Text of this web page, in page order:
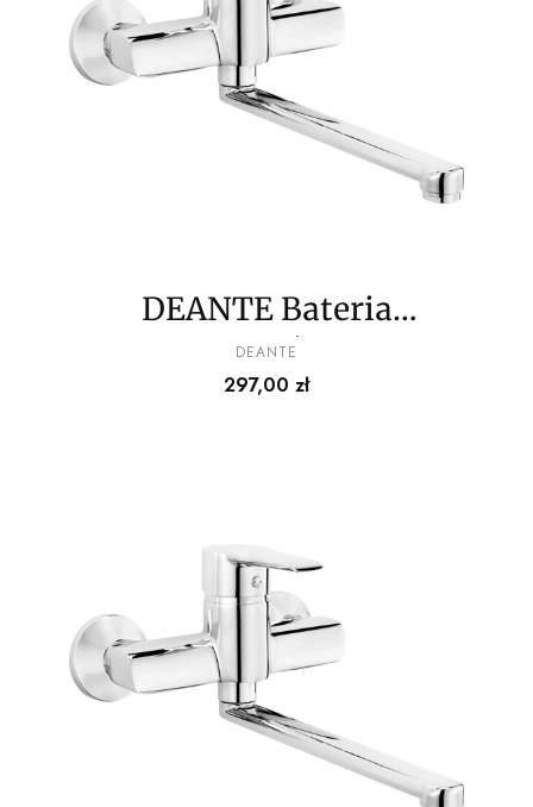
DEANTE Bateria
kuchenna ścienna
PRODUCENT
DEANTE
Cena
297,00 zł